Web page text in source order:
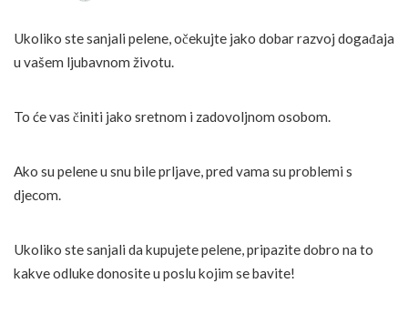
Ukoliko ste sanjali pelene, očekujte jako dobar razvoj događaja
u vašem ljubavnom životu.
To će vas činiti jako sretnom i zadovoljnom osobom.
Ako su pelene u snu bile prljave, pred vama su problemi s
djecom.
Ukoliko ste sanjali da kupujete pelene, pripazite dobro na to
kakve odluke donosite u poslu kojim se bavite!